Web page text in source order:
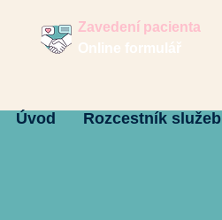
Zavedení pacienta
Online formulář
Úvod Rozcestník služeb